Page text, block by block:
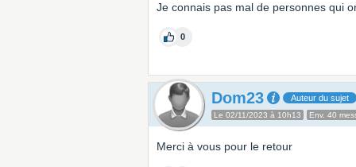
Je connais pas mal de personnes qui
0
Dom23 Auteur du sujet
Le 02/11/2023 à 10h13 Env. 40
Merci à vous pour le retour